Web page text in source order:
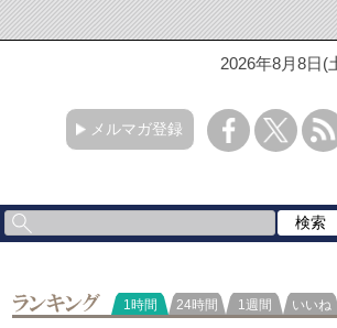
2026年8月8日(
メルマガ登録
ランキング
1時間 24時間 1週間 いいね